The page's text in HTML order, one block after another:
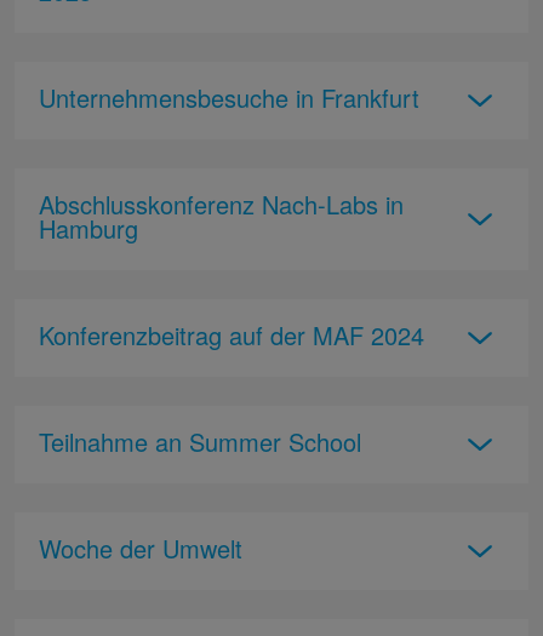
Unternehmensbesuche in Frankfurt
Abschlusskonferenz Nach-Labs in
Hamburg
Konferenzbeitrag auf der MAF 2024
Teilnahme an Summer School
Woche der Umwelt